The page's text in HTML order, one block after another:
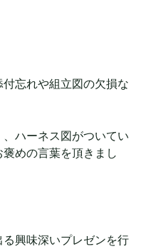
忘れや組立図の欠損な
ハーネス図がついてい
めの言葉を頂きまし
興味深いプレゼンを行